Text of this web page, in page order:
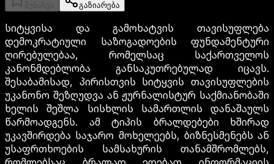
შენახვა გაზიარება
სიტყვისა და გამოხატვის თავისუფლება
დემოკრატიული საზოგადოების ფუნდამენტური
ღირებულებაა, რომელსაც საქართველოს
კანონმდებლობა განსაკუთრებულად იცავს.
შესაბამისად, პირისთვის სიტყვის თავისუფლების
უკანონო შეზღუდვა ან ჟურნალისტურ საქმიანობაში
ხელის შეშლა სისხლის სამართლის დანაშაულს
წარმოადგენს. ამ ტიპის ბრალდებები ხშირად
უკავშირდება საჯარო მოხელეებს, ბიზნესმენებს ან
უსაფრთხოების სამსახურის თანამშრომლებს,